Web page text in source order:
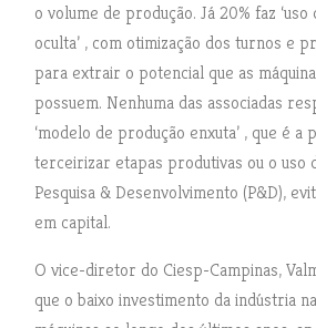
o volume de produção. Já 20% faz ‘uso
oculta’ , com otimização dos turnos e
para extrair o potencial que as
possuem. Nenhuma das associadas
‘modelo de produção enxuta’ , que é
terceirizar etapas produtivas ou o uso
Pesquisa & Desenvolvimento (P&D),
em capital.
O vice-diretor do Ciesp-Campinas,
que o baixo investimento da indústria